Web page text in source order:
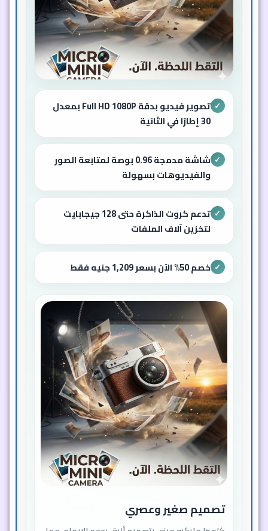
✓
تصوير فيديو بدقة Full HD 1080P بمعدل
30 إطارًا في الثانية
✓
شاشة مدمجة 0.96 بوصة لمتابعة الصور
والفيديوهات بسهولة
✓
تدعم كروت الذاكرة حتى 128 جيجابايت
لتخزين آلاف الملفات
✓ خصم 50% الآن بسعر 1,209 جنيه فقط
تصميم صغير وعصري